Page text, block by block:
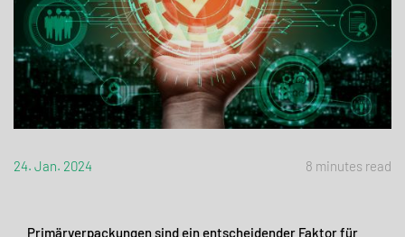
24. Jan. 2024 8 minutes read
Primärverpackungen sind ein entscheidender Faktor für